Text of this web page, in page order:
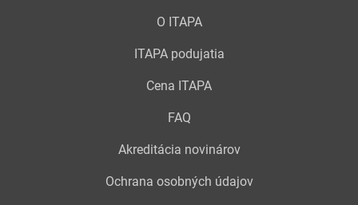
O ITAPA
ITAPA podujatia
Cena ITAPA
FAQ
Akreditácia novinárov
Ochrana osobných údajov